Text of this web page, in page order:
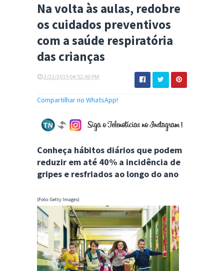
Na volta às aulas, redobre
os cuidados preventivos
com a saúde respiratória
das crianças
2/22/2019 04:52:00 PM
Compartilhar no WhatsApp!
Conheça hábitos diários que podem
reduzir em até 40% a incidência de
gripes e resfriados ao longo do ano
(Foto: Getty Images)